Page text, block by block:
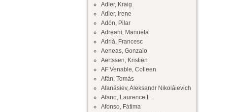
Adler, Kraig
Adler, Irene
Adón, Pilar
Adreani, Manuela
Adrià, Francesc
Aeneas, Gonzalo
Aertssen, Kristien
AF Venable, Colleen
Afán, Tomás
Afanásiev, Aleksandr Nikoláievich
Afano, Laurence L.
Afonso, Fátima